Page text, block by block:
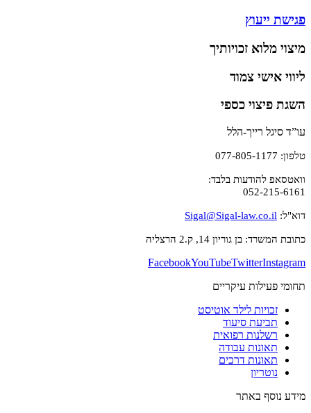
פגישת ייעוץ
מיצוי מלוא זכויותיך
ליווי אישי צמוד
השגת פיצוי כספי
עו”ד סיגל רייך-הלל
טלפון: 077-805-1177
וואטסאפ להודעות בלבד:
052-215-6161
דוא"ל: Sigal@Sigal-law.co.il
כתובת המשרד: בן גוריון 14, ק.2 הרצליה
FacebookYouTubeTwitterInstagram
תחומי פעילות עיקריים
זכויות לילד אוטיסט
תביעת סיעוד
רשלנות רפואית
תאונות עבודה
תאונות דרכים
נוטריון
מידע נוסף באתר